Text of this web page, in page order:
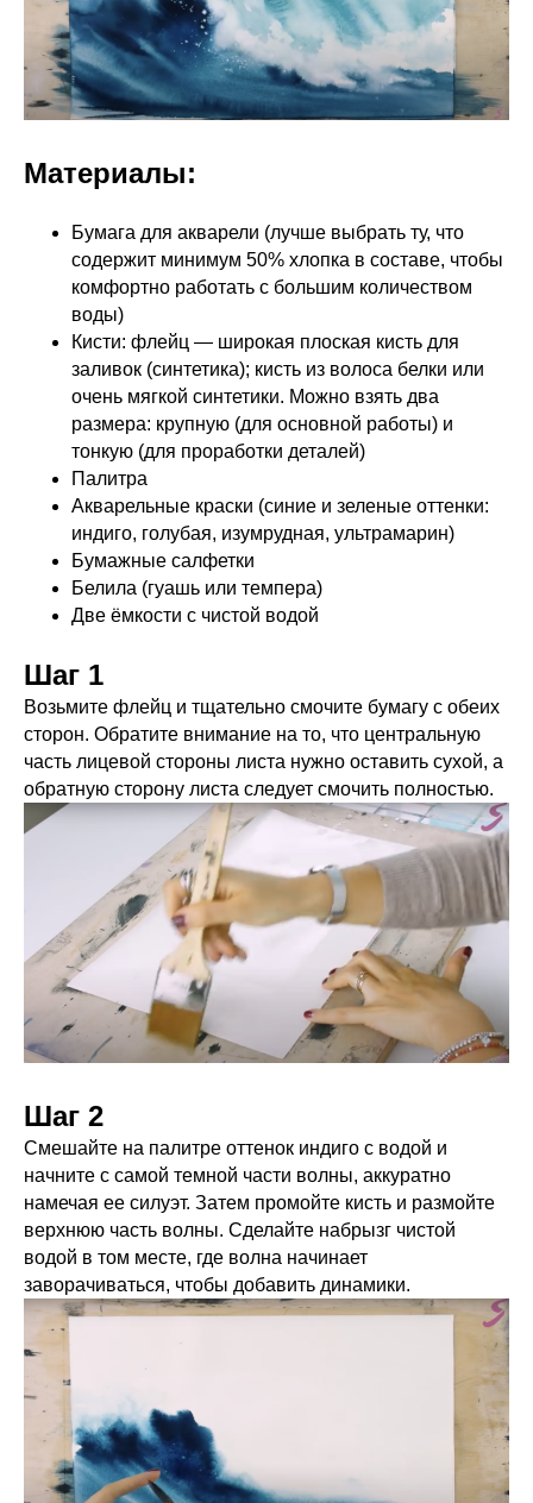
Материалы:
Бумага для акварели (лучше выбрать ту, что
содержит минимум 50% хлопка в составе, чтобы
комфортно работать с большим количеством
воды)
Кисти: флейц — широкая плоская кисть для
заливок (синтетика); кисть из волоса белки или
очень мягкой синтетики. Можно взять два
размера: крупную (для основной работы) и
тонкую (для проработки деталей)
Палитра
Акварельные краски (синие и зеленые оттенки:
индиго, голубая, изумрудная, ультрамарин)
Бумажные салфетки
Белила (гуашь или темпера)
Две ёмкости с чистой водой
Шаг 1
Возьмите флейц и тщательно смочите бумагу с обеих
сторон. Обратите внимание на то, что центральную
часть лицевой стороны листа нужно оставить сухой, а
обратную сторону листа следует смочить полностью.
Шаг 2
Смешайте на палитре оттенок индиго с водой и
начните с самой темной части волны, аккуратно
намечая ее силуэт. Затем промойте кисть и размойте
верхнюю часть волны. Сделайте набрызг чистой
водой в том месте, где волна начинает
заворачиваться, чтобы добавить динамики.